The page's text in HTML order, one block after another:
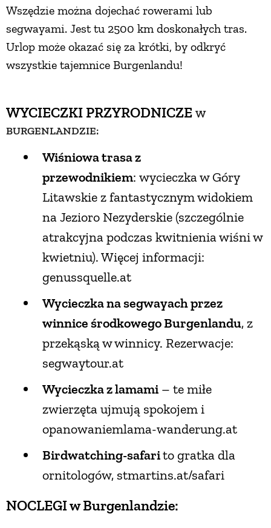
Wszędzie można dojechać rowerami lub
segwayami. Jest tu 2500 km doskonałych tras.
Urlop może okazać się za krótki, by odkryć
wszystkie tajemnice Burgenlandu!
WYCIECZKI PRZYRODNICZE W
BURGENLANDZIE:
Wiśniowa trasa z
przewodnikiem: wycieczka w Góry
Litawskie z fantastycznym widokiem
na Jezioro Nezyderskie (szczególnie
atrakcyjna podczas kwitnienia wiśni w
kwietniu). Więcej informacji:
genussquelle.at
Wycieczka na segwayach przez
winnice środkowego Burgenlandu, z
przekąską w winnicy. Rezerwacje:
segwaytour.at
Wycieczka z lamami – te miłe
zwierzęta ujmują spokojem i
opanowaniemlama-wanderung.at
Birdwatching-safarito gratka dla
ornitologów, stmartins.at/safari
NOCLEGI w Burgenlandzie: